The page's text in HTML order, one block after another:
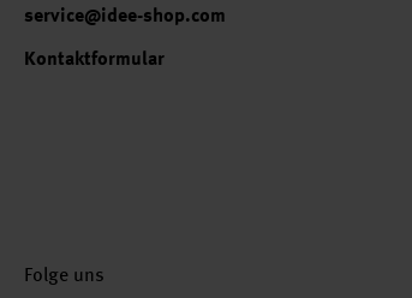
service@idee-shop.com
Kontaktformular
Folge uns